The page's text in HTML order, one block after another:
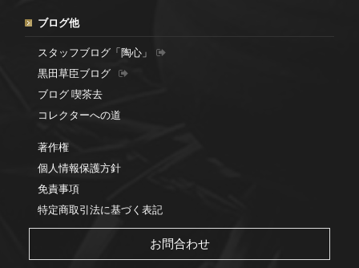
ブログ他
スタッフブログ「陶心」
黒田草臣ブログ
ブログ 喫茶去
コレクターへの道
著作権
個人情報保護方針
免責事項
特定商取引法に基づく表記
お問合わせ